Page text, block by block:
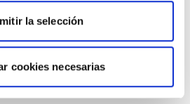
la selección
cookies necesarias